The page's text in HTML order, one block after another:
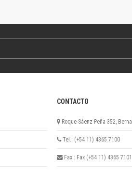
CONTACTO
Roque Sáenz Peña 352, Bernal
Tel.: (+54 11) 4365 7100
Fax.: Fax (+54 11) 4365 7101